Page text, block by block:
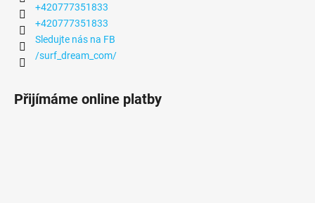
+420777351833
+420777351833
Sledujte nás na FB
/surf_dream_com/
Přijímáme online platby